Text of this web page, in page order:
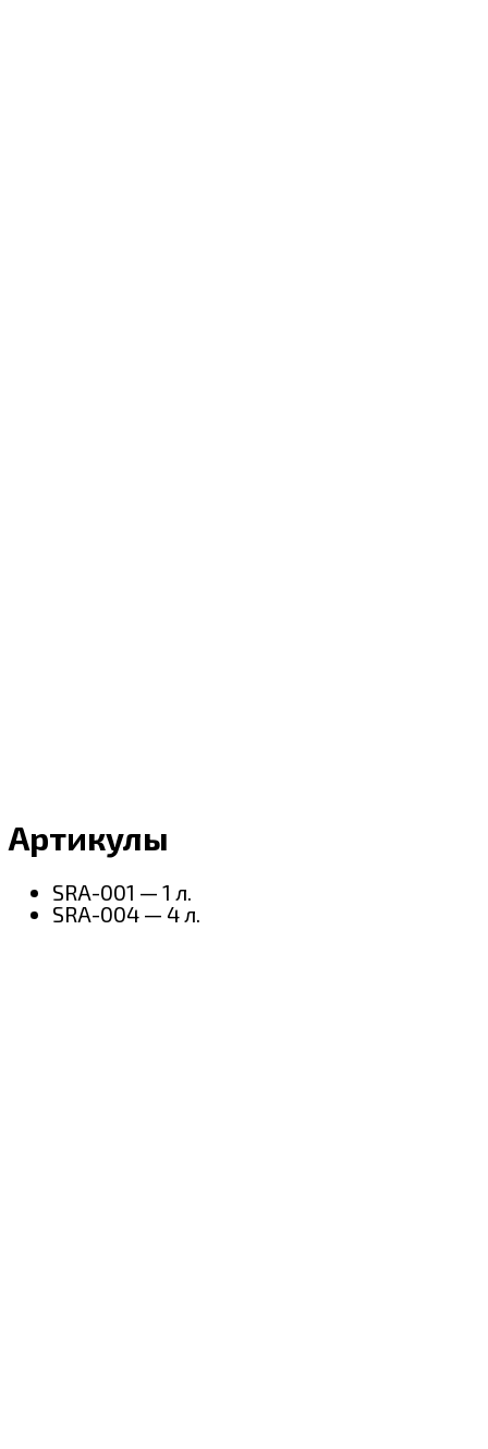
Артикулы
SRA-001 — 1 л.
SRA-004 — 4 л.